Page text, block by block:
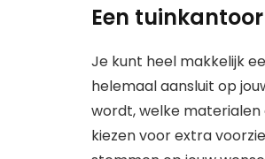
Een
Je kunt heel makkelijk
helemaal aansluit op
wordt, welke materialen
kiezen voor extra